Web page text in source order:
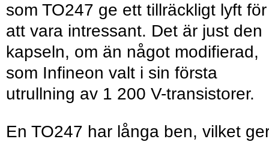
som TO247 ge ett tillräckligt lyft för
att vara intressant. Det är just den
kapseln, om än något modifierad,
som Infineon valt i sin ­första
utrullning av 1 200 V-transistorer.
En TO247 har långa ben, vilket